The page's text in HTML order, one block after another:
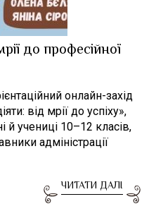
до професійної
онлайн-захід
від мрії до успіху»,
й учениці 10–12 класів,
адміністрації
ЧИТАТИ ДАЛІ